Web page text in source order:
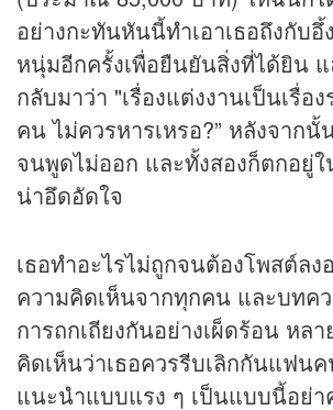
อย่างกะทันหันนี้ทำเอาเธอถึงกับ
หนุ่มอีกครั้งเพื่อยืนยันสิ่งที่ได้ยิน
กลับมาว่า "เรื่องแต่งงานเป็นเรื่อง
คน ไม่ควรหารเหรอ?” หลังจากนั้
จนพูดไม่ออก และทั้งสองก็ตกอยู่ใ
น่าอึดอัดใจ
เธอทำอะไรไม่ถูกจนต้องโพสต์ล
ความคิดเห็นจากทุกคน และบทค
การถกเถียงกันอย่างเผ็ดร้อน หล
คิดเห็นว่าเธอควรรีบเลิกกันแฟน
แนะนำแบบแรง ๆ เป็นแบบนี้อย่า